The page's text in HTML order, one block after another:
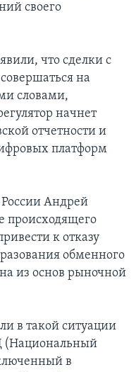
своего
что сделки с
на
словами,
начнет
отчетности и
платформ
Андрей
происходящего
к отказу
обменного
из основ рыночной
в такой ситуации
(Национальный
в